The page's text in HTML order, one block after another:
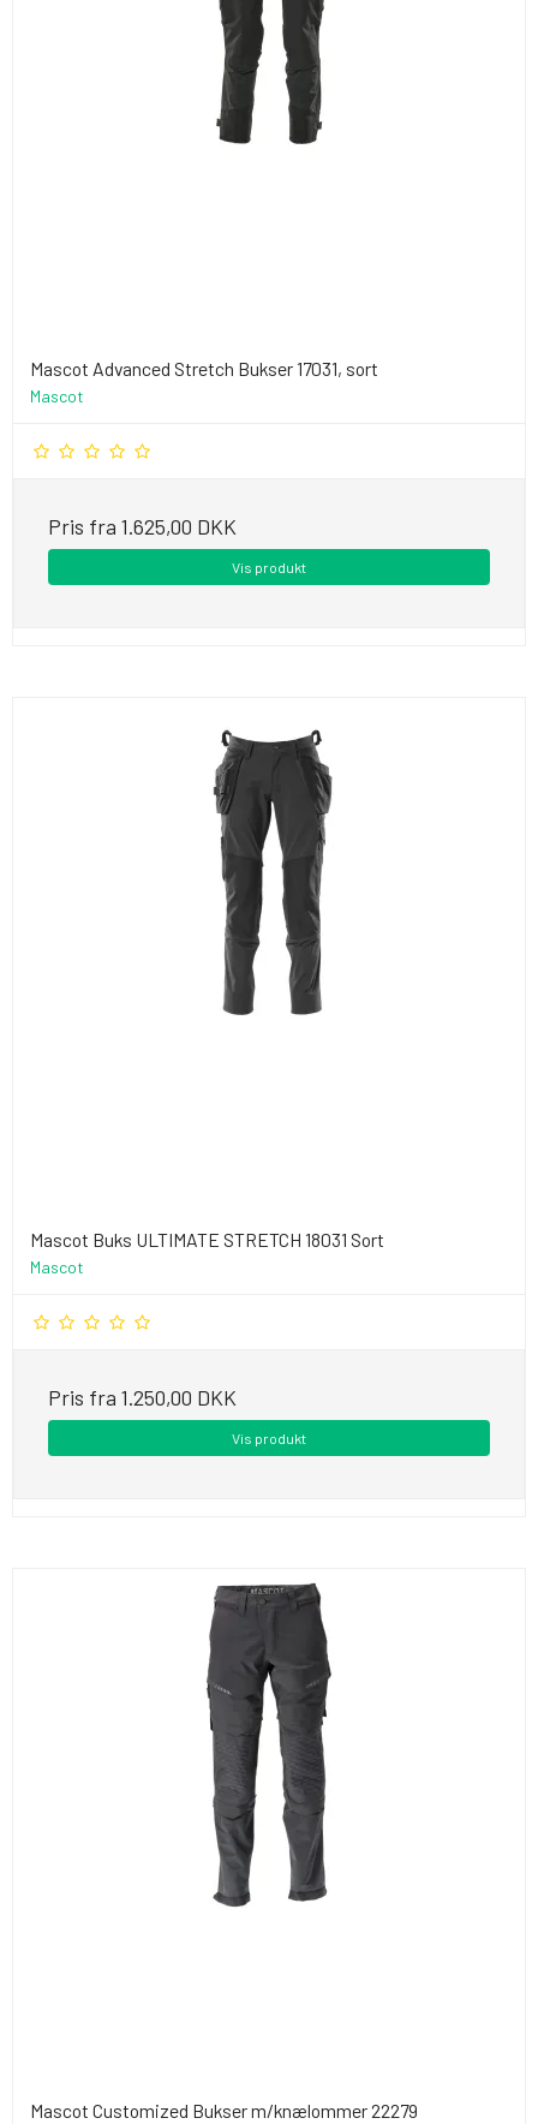
Mascot Advanced Stretch Bukser 17031, sort
Mascot
Pris fra 1.625,00 DKK
Vis produkt
Mascot Buks ULTIMATE STRETCH 18031 Sort
Mascot
Pris fra 1.250,00 DKK
Vis produkt
Mascot Customized Bukser m/knælommer 22279